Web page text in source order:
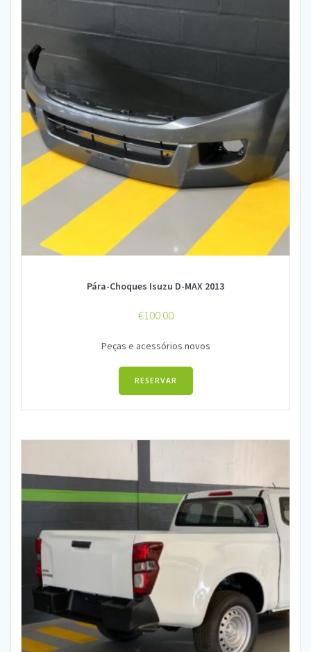
Pára-Choques Isuzu D-MAX 2013
€100.00
Peças e acessórios novos
RESERVAR